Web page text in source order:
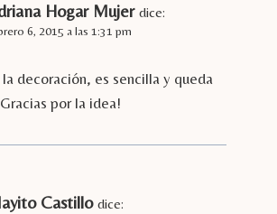
Hogar Mujer dice:
6, 2015 a las 1:31 pm
decoración, es sencilla y queda
por la idea!
Castillo dice: